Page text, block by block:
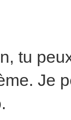
tu
Je